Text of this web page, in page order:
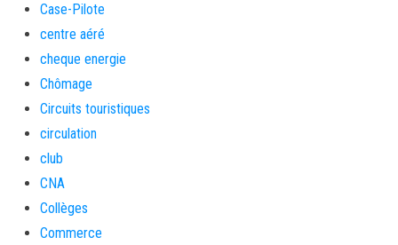
Case-Pilote
centre aéré
cheque energie
Chômage
Circuits touristiques
circulation
club
CNA
Collèges
Commerce